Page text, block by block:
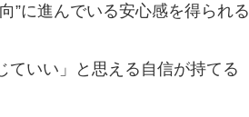
”に進んでいる安心感を得られる
ていい」と思える自信が持てる